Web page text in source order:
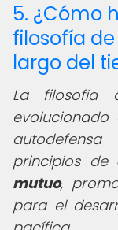
5. ¿Cómo
filosofía
largo del
La filosofía
principios de
mutuo,
para el